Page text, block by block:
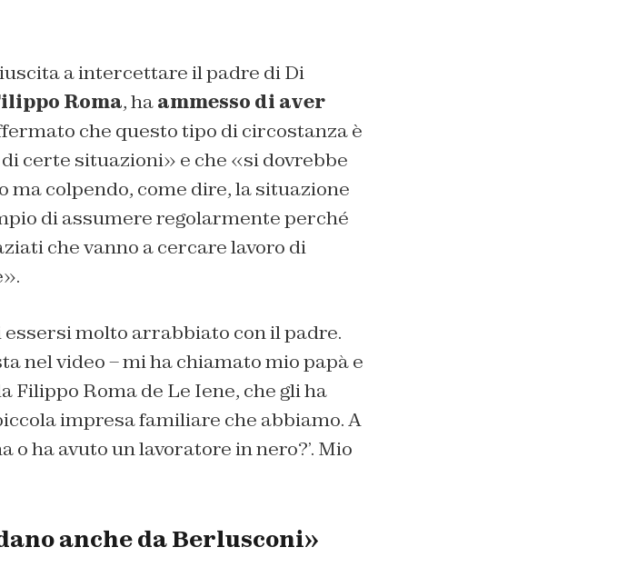
a intercettare il padre di Di
Roma, haammesso di aver
che questo tipo di circostanza è
certe situazioni» e che «si dovrebbe
colpendo, come dire, la situazione
di assumere regolarmente perché
che vanno a cercare lavoro di
molto arrabbiato con il padre.
nel video – mi ha chiamato mio papà e
Filippo Roma de Le Iene, che gli ha
impresa familiare che abbiamo. A
o ha avuto un lavoratore in nero?’. Mio
anche da Berlusconi»